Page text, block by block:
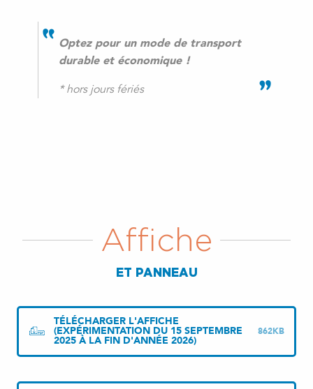
Optez pour un mode de transport
durable et économique !
* hors jours fériés
Affiche
ET PANNEAU
TÉLÉCHARGER L'AFFICHE
(EXPÉRIMENTATION DU 15 SEPTEMBRE
2025 À LA FIN D'ANNÉE 2026)
862KB